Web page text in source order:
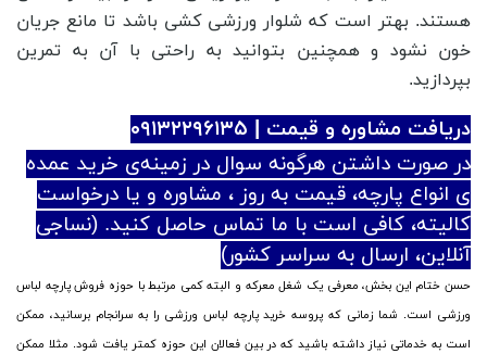
هستند. بهتر است که شلوار ورزشی کشی باشد‌ تا مانع جریان
خون نشود و همچنین بتوانید به راحتی با آن به تمرین
بپردازید.
دریافت مشاوره و قیمت | ۰۹۱۳۲۲۹۶۱۳۵
در صورت داشتن هرگونه سوال در زمینه‌ی خرید عمده
ی انواع پارچه، قیمت به روز ، مشاوره و یا درخواست
کالیته، کافی است با ما تماس حاصل کنید. (نساجی
آنلاین، ارسال به سراسر کشور)
حسن ختام این بخش، معرفی یک شغل معرکه و البته کمی مرتبط با حوزه فروش پارچه لباس
ورزشی است. شما زمانی که پروسه خرید پارچه لباس ورزشی را به سرانجام برسانید، ممکن
است به خدماتی نیاز داشته باشید که در بین فعالان این حوزه کمتر یافت شود. مثلا ممکن